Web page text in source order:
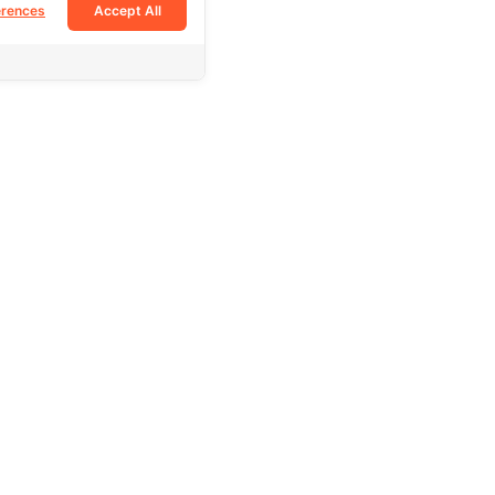
Accept All